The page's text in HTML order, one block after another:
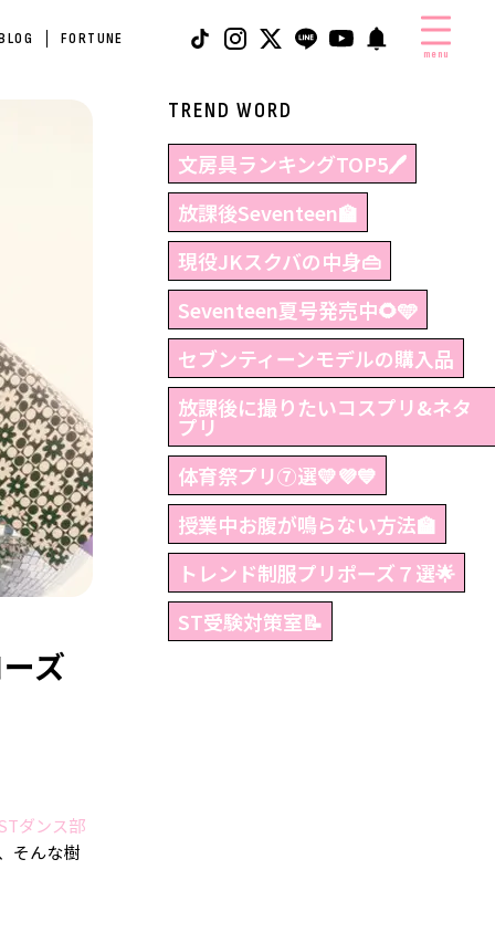
FORTUNE
menu
ズ
ダンス部
そんな樹
TREND WORD
文房具ランキングTOP5🖊
放課後Seventeen🏫
現役JKスクバの中身👜
Seventeen夏号発売中🌻🩵
セブンティーンモデルの購入品
放課後に撮りたいコスプリ&ネタ
プリ
体育祭プリ⑦選💛💜💙
授業中お腹が鳴らない方法🏫
トレンド制服プリポーズ７選🌟
ST受験対策室📝